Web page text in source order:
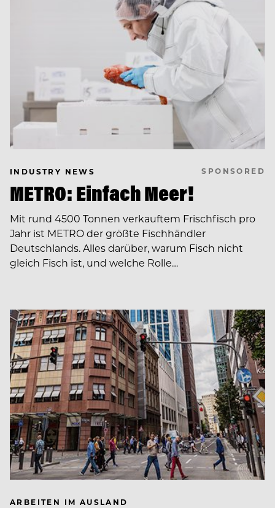
INDUSTRY NEWS SPONSORED
METRO: Einfach Meer!
Mit rund 4500 Tonnen verkauftem Frischfisch pro
Jahr ist METRO der größte Fischhändler
Deutschlands. Alles darüber, warum Fisch nicht
gleich Fisch ist, und welche Rolle…
ARBEITEN IM AUSLAND